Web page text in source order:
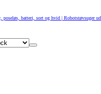
batteri, sort og hvid | Robotstøvsuger